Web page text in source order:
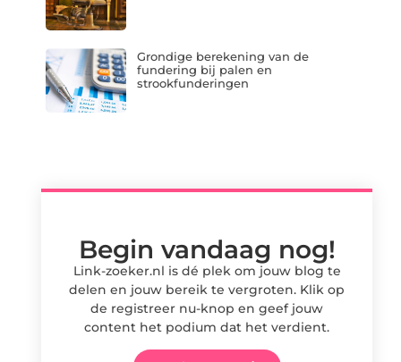
Grondige berekening van de
fundering bij palen en
strookfunderingen
Begin vandaag nog!
Link-zoeker.nl is dé plek om jouw blog te
delen en jouw bereik te vergroten. Klik op
de registreer nu-knop en geef jouw
content het podium dat het verdient.